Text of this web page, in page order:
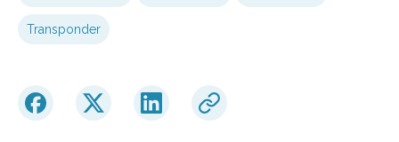
Transponder